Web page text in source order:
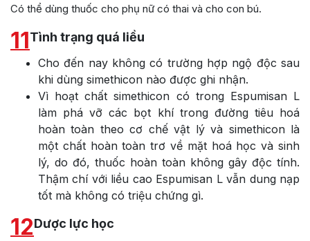
Có thể dùng thuốc cho phụ nữ có thai và cho con bú.
11Tình trạng quá liều
Cho đến nay không có trường hợp ngộ độc sau
khi dùng simethicon nào được ghi nhận.
Vì hoạt chất simethicon có trong Espumisan L
làm phá vỡ các bọt khí trong đường tiêu hoá
hoàn toàn theo cơ chế vật lý và simethicon là
một chất hoàn toàn trơ về mặt hoá học và sinh
lý, do đó, thuốc hoàn toàn không gây độc tính.
Thậm chí với liều cao Espumisan L vẫn dung nạp
tốt mà không có triệu chứng gì.
12Dược lực học